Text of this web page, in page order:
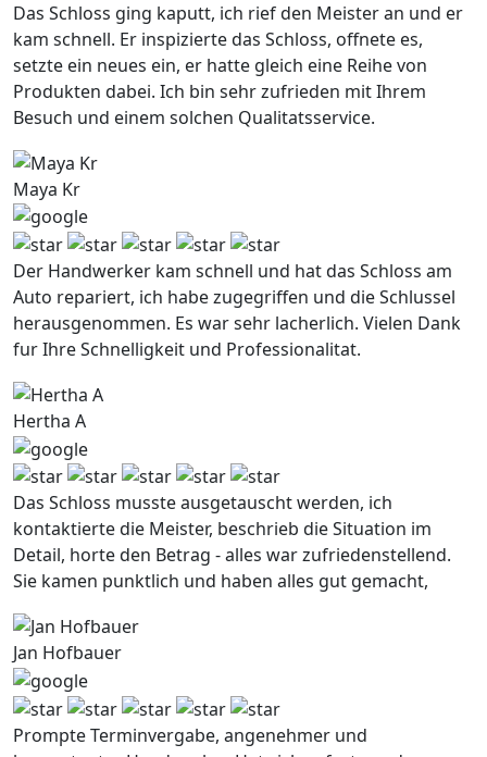
Das Schloss ging kaputt, ich rief den Meister an und er
kam schnell. Er inspizierte das Schloss, offnete es,
setzte ein neues ein, er hatte gleich eine Reihe von
Produkten dabei. Ich bin sehr zufrieden mit Ihrem
Besuch und einem solchen Qualitatsservice.
Maya Kr
Der Handwerker kam schnell und hat das Schloss am
Auto repariert, ich habe zugegriffen und die Schlussel
herausgenommen. Es war sehr lacherlich. Vielen Dank
fur Ihre Schnelligkeit und Professionalitat.
Hertha A
Das Schloss musste ausgetauscht werden, ich
kontaktierte die Meister, beschrieb die Situation im
Detail, horte den Betrag - alles war zufriedenstellend.
Sie kamen punktlich und haben alles gut gemacht,
Jan Hofbauer
Prompte Terminvergabe, angenehmer und